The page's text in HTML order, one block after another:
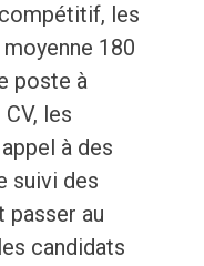
les
180
poste à
les
à des
suivi des
passer au
candidats